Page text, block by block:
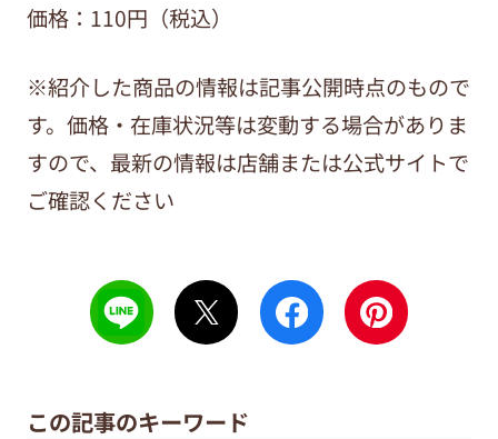
価格：110円（税込）
※紹介した商品の情報は記事公開時点のもので
す。価格・在庫状況等は変動する場合がありま
すので、最新の情報は店舗または公式サイトで
ご確認ください
この記事のキーワード